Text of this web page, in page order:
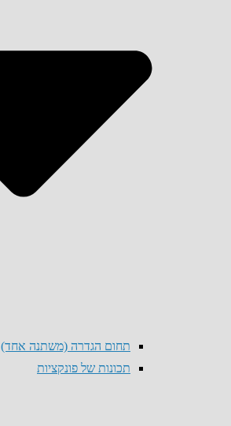
תחום הגדרה (משתנה אחד)
תכונות של פונקציות